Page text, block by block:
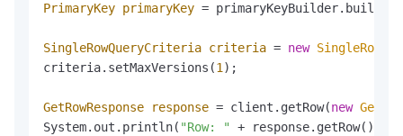
PrimaryKey primaryKey = primaryKeyBuilder.build();
SingleRowQueryCriteria criteria = new
criteria.setMaxVersions(1);
GetRowResponse response = client.getRow(new
System.out.println( "Row: " + response.getRow());